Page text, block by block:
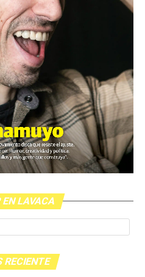
EN LAVACA
RECIENTE